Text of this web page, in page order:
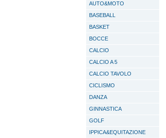
AUTO&MOTO
BASEBALL
BASKET
BOCCE
CALCIO
CALCIO A 5
CALCIO TAVOLO
CICLISMO
DANZA
GINNASTICA
GOLF
IPPICA&EQUITAZIONE